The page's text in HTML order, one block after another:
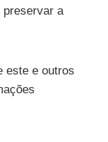
preservar a
este e outros